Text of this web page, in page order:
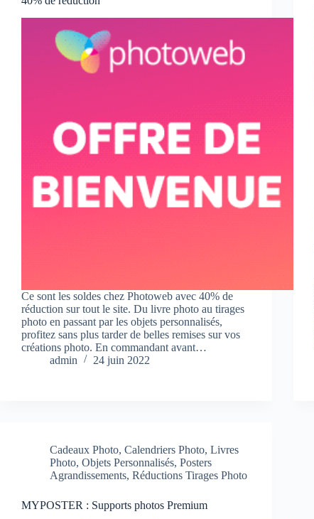
Ce sont les soldes chez Photoweb avec 40% de
réduction sur tout le site. Du livre photo au tirages
photo en passant par les objets personnalisés,
profitez sans plus tarder de belles remises sur vos
créations photo. En commandant avant…
admin
24 juin 2022
Cadeaux Photo, Calendriers Photo, Livres
Photo, Objets Personnalisés, Posters
Agrandissements, Réductions Tirages Photo
MYPOSTER : Supports photos Premium